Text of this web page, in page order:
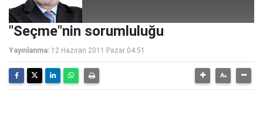
"Seçme"nin sorumluluğu
Yayınlanma: 12 Haziran 2011 Pazar 04:51